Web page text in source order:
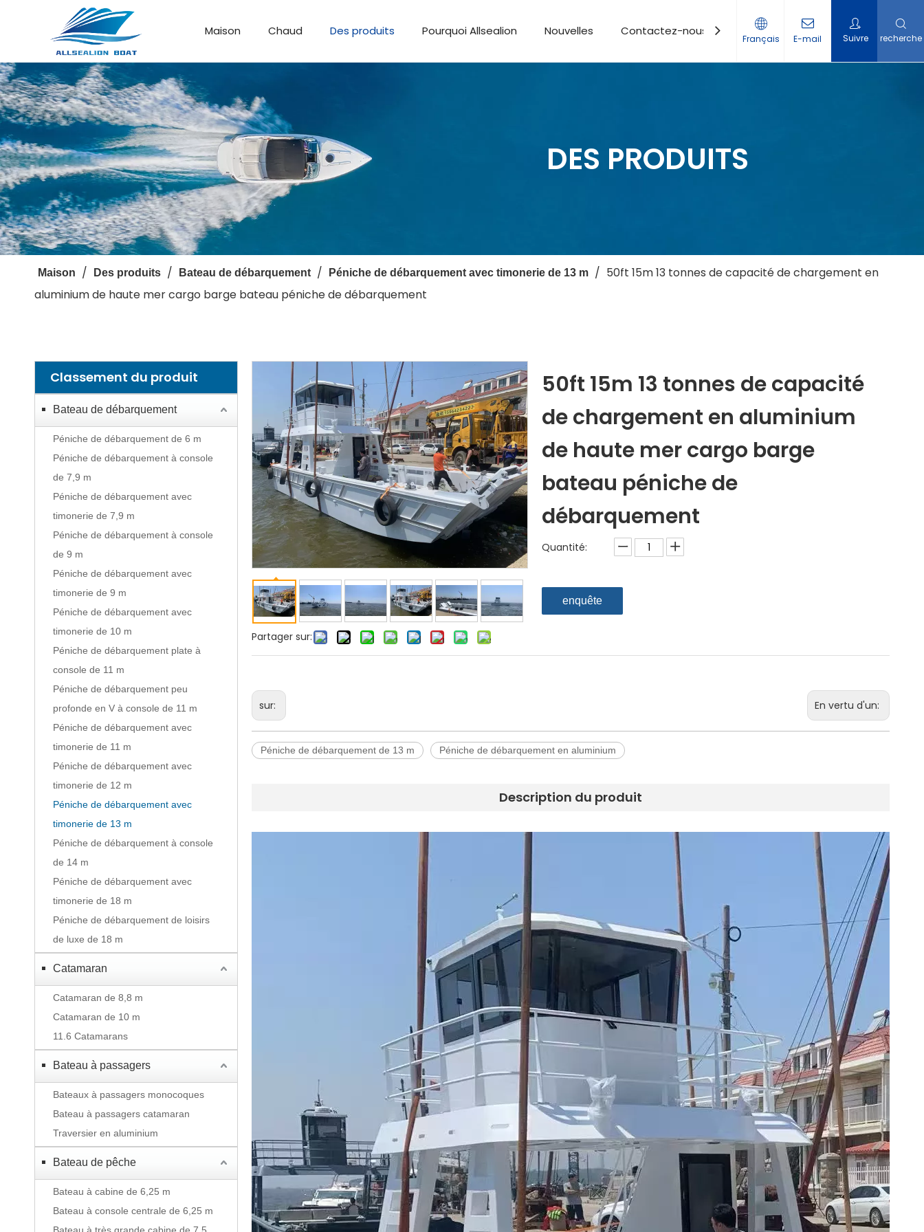
Maison Chaud Des produits Pourquoi Allsealion Nouvelles Contactez-nous
Français E-mail Suivre recherche
DES PRODUITS
Maison / Des produits / Bateau de débarquement / Péniche de débarquement avec timonerie de 13 m / 50ft 15m 13 tonnes de capacité de chargement en
aluminium de haute mer cargo barge bateau péniche de débarquement
Classement du produit
Bateau de débarquement
Péniche de débarquement de 6 m
Péniche de débarquement à console
de 7,9 m
Péniche de débarquement avec
timonerie de 7,9 m
Péniche de débarquement à console
de 9 m
Péniche de débarquement avec
timonerie de 9 m
Péniche de débarquement avec
timonerie de 10 m
Péniche de débarquement plate à
console de 11 m
Péniche de débarquement peu
profonde en V à console de 11 m
Péniche de débarquement avec
timonerie de 11 m
Péniche de débarquement avec
timonerie de 12 m
Péniche de débarquement avec
timonerie de 13 m
Péniche de débarquement à console
de 14 m
Péniche de débarquement avec
timonerie de 18 m
Péniche de débarquement de loisirs
de luxe de 18 m
Catamaran
Catamaran de 8,8 m
Catamaran de 10 m
11.6 Catamarans
Bateau à passagers
Bateaux à passagers monocoques
Bateau à passagers catamaran
Traversier en aluminium
Bateau de pêche
Bateau à cabine de 6,25 m
Bateau à console centrale de 6,25 m
Partager sur:
50ft 15m 13 tonnes de capacité
de chargement en aluminium
de haute mer cargo barge
bateau péniche de
débarquement
Quantité:
enquête
sur: En vertu d'un:
Péniche de débarquement de 13 m Péniche de débarquement en aluminium
Description du produit